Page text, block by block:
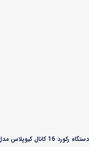
دستگاه رکورد 16 کانال کیوپلاس مدل PL-XVR-F5116-N-QAI5